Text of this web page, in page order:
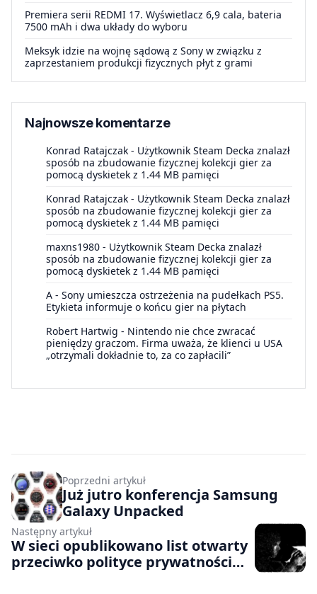
Premiera serii REDMI 17. Wyświetlacz 6,9 cala, bateria
7500 mAh i dwa układy do wyboru
Meksyk idzie na wojnę sądową z Sony w związku z
zaprzestaniem produkcji fizycznych płyt z grami
Najnowsze komentarze
Konrad Ratajczak - Użytkownik Steam Decka znalazł
sposób na zbudowanie fizycznej kolekcji gier za
pomocą dyskietek z 1.44 MB pamięci
Konrad Ratajczak - Użytkownik Steam Decka znalazł
sposób na zbudowanie fizycznej kolekcji gier za
pomocą dyskietek z 1.44 MB pamięci
maxns1980 - Użytkownik Steam Decka znalazł
sposób na zbudowanie fizycznej kolekcji gier za
pomocą dyskietek z 1.44 MB pamięci
A - Sony umieszcza ostrzeżenia na pudełkach PS5.
Etykieta informuje o końcu gier na płytach
Robert Hartwig - Nintendo nie chce zwracać
pieniędzy graczom. Firma uważa, że klienci u USA
„otrzymali dokładnie to, za co zapłacili”
Poprzedni artykuł
Już jutro konferencja Samsung
Galaxy Unpacked
Następny artykuł
W sieci opublikowano list otwarty
przeciwko polityce prywatności